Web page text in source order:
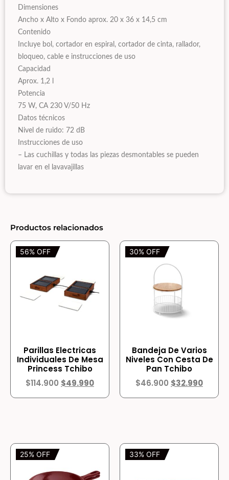
Dimensiones
Ancho x Alto x Fondo aprox. 20 x 36 x 14,5 cm
Contenido
Incluye bol, cortador en espiral, cortador de cinta, rallador,
bloqueo, cable e instrucciones de uso
Capacidad
Aprox. 1,2 l
Potencia
75 W, CA 230 V/50 Hz
Datos técnicos
Nivel de ruido: 72 dB
Instrucciones de uso
– Las cuchillas y todas las piezas desmontables se pueden
lavar en el lavavajillas
Productos relacionados
56% OFF
Parillas Electricas
Individuales De Mesa
Princess Tchibo
$114.900 $49.990
30% OFF
Bandeja De Varios
Niveles Con Cesta De
Pan Tchibo
$46.900 $32.990
25% OFF 33% OFF